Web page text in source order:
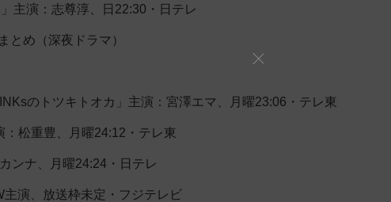
主演：志尊淳、日22:30・日テレ
とめ（深夜ドラマ）
のトツキトオカ」主演：宮澤エマ、月曜23:06・テレ東
：松重豊、月曜24:12・テレ東
ンナ、月曜24:24・日テレ
主演、放送枠未定・フジテレビ